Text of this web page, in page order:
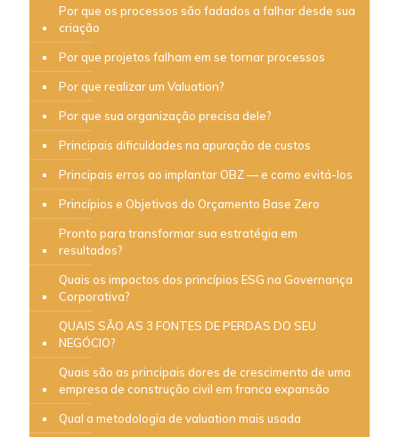
Por que os processos são fadados a falhar desde sua
criação
Por que projetos falham em se tornar processos
Por que realizar um Valuation?
Por que sua organização precisa dele?
Principais dificuldades na apuração de custos
Principais erros ao implantar OBZ — e como evitá-los
Princípios e Objetivos do Orçamento Base Zero
Pronto para transformar sua estratégia em
resultados?
Quais os impactos dos princípios ESG na Governança
Corporativa?
QUAIS SÃO AS 3 FONTES DE PERDAS DO SEU
NEGÓCIO?
Quais são as principais dores de crescimento de uma
empresa de construção civil em franca expansão
Qual a metodologia de valuation mais usada